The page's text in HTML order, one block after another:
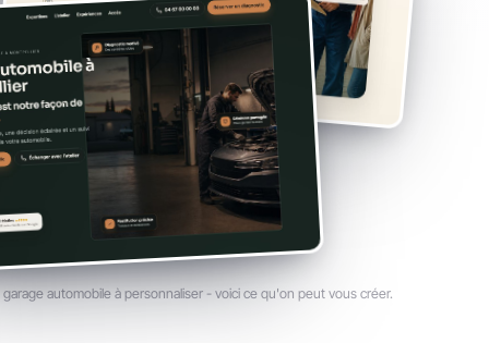
automobile à personnaliser - voici ce qu'on peut vous créer.